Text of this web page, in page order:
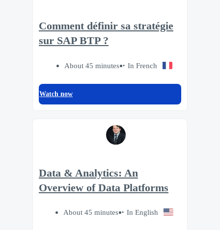
Comment définir sa stratégie
sur SAP BTP ?
About 45 minutes In French
Watch now
Data & Analytics: An
Overview of Data Platforms
About 45 minutes In English